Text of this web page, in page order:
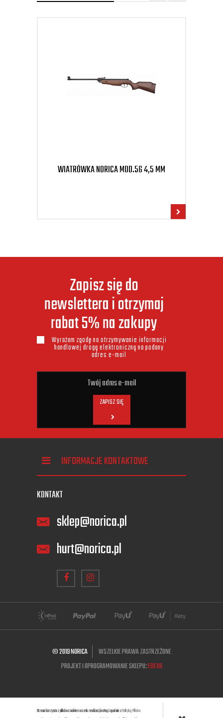
WIATRÓWKA NORICA MOD.56 4,5 MM
Zapisz się do
newslettera i otrzymaj
rabat 5% na zakupy
Wyrażam zgodę na otrzymywanie informacji
handlowej drogą elektroniczną na podany
adres e-mail
ZAPISZ SIĘ
INFORMACJE KONTAKTOWE
KONTAKT
sklep@norica.pl
hurt@norica.pl
© 2019 NORICA
WSZELKIE PRAWA ZASTRZEŻONE
PROJEKT I OPROGRAMOWANIE SKLEPU:EBEXO
Strona korzysta z plików cookies w celu realizacji usług i zgodnie zPolityką Plików